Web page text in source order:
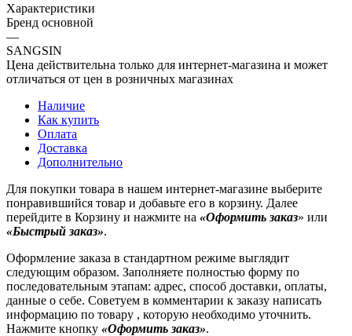
Характеристики
Бренд основной
—
SANGSIN
Цена действительна только для интернет-магазина и может
отличаться от цен в розничных магазинах
Наличие
Как купить
Оплата
Доставка
Дополнительно
Для покупки товара в нашем интернет-магазине выберите
понравившийся товар и добавьте его в корзину. Далее
перейдите в Корзину и нажмите на «Оформить заказ» или
«Быстрый заказ».
Оформление заказа в стандартном режиме выглядит
следующим образом. Заполняете полностью форму по
последовательным этапам: адрес, способ доставки, оплаты,
данные о себе. Советуем в комментарии к заказу написать
информацию по товару , которую необходимо уточнить.
Нажмите кнопку «Оформить заказ».